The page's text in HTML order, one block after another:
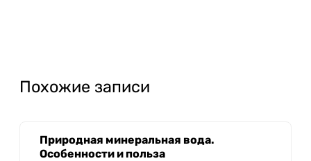
Похожие записи
Природная минеральная вода.
Особенности и польза